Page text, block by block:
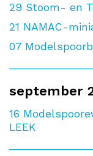
29 Stoom- en
21 NAMAC-
07
september
16
LEEK